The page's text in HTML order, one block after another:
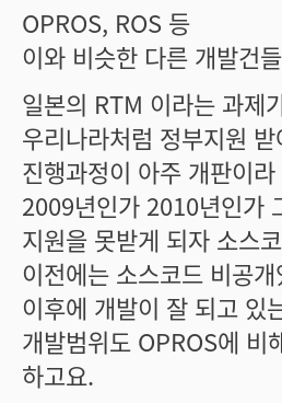
OPROS, ROS 등
이와 비슷한 다른 개발건
일본의 RTM 이라는 과제
우리나라처럼 정부지원
진행과정이 아주 개판이
2009년인가 2010년인가
지원을 못받게 되자 소스
이전에는 소스코드 비공
이후에 개발이 잘 되고 있
개발범위도 OPROS에 비
하고요.